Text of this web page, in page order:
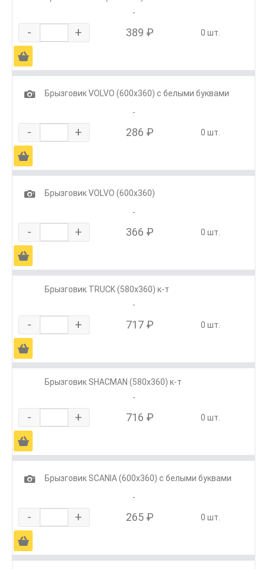
-
- + 389 ₽ 0 шт.
Ä
1
Брызговик VOLVO (600х360) с белыми буквами
-
- + 286 ₽ 0 шт.
Ä
1
Брызговик VOLVO (600х360)
-
- + 366 ₽ 0 шт.
Ä
Брызговик TRUCK (580х360) к-т
-
- + 717 ₽ 0 шт.
Ä
Брызговик SHACMAN (580х360) к-т
-
- + 716 ₽ 0 шт.
Ä
1
Брызговик SCANIA (600х360) с белыми буквами
-
- + 265 ₽ 0 шт.
Ä